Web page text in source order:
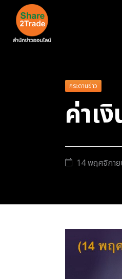
กระดานข่าว
ค่าเ
14 พฤศจิกา